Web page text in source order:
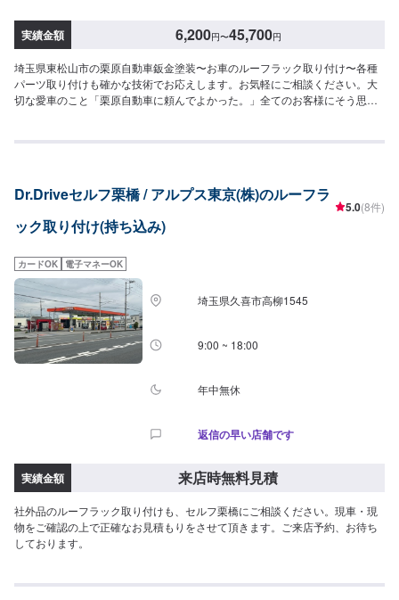
実績金額 6,200円〜45,700円
埼玉県東松山市の栗原自動車鈑金塗装〜お車のルーフラック取り付け〜各種
パーツ取り付けも確かな技術でお応えします。お気軽にご相談ください。大
切な愛車のこと「栗原自動車に頼んでよかった。」全てのお客様にそう思っ
ファー詳細にてパーツの情報やお車の情報をお送りください。【代車につい
曜・日曜・祝日
Dr.Driveセルフ栗橋 / アルプス東京(株)のルーフラ
ック取り付け(持ち込み)
5.0(8件)
カードOK 電子マネーOK
埼玉県久喜市高柳1545
9:00 ~ 18:00
年中無休
返信の早い店舗です
実績金額 来店時無料見積
社外品のルーフラック取り付けも、セルフ栗橋にご相談ください。現車・現
物をご確認の上で正確なお見積もりをさせて頂きます。ご来店予約、お待ち
しております。